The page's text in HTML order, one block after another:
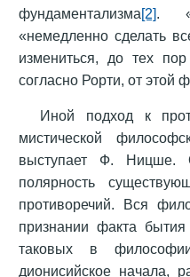
фундаментализма[2].
«немедленно сделать
измениться, до тех
согласно Рорти, от этой
Иной подход к
мистической
выступает Ф. Ницше.
полярность
противоречий. Вся
признании факта
таковых в
дионисийское начала,